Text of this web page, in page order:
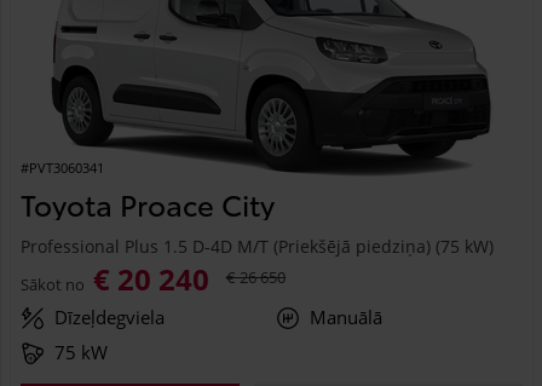
#PVT3060341
Toyota Proace City
Professional Plus 1.5 D-4D M/T (Priekšējā piedziņa) (75 kW)
Sākot no € 20 240 € 26 650
Dīzeļdegviela
Manuālā
75 kW